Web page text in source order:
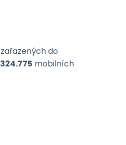
do
324.775 mobilních